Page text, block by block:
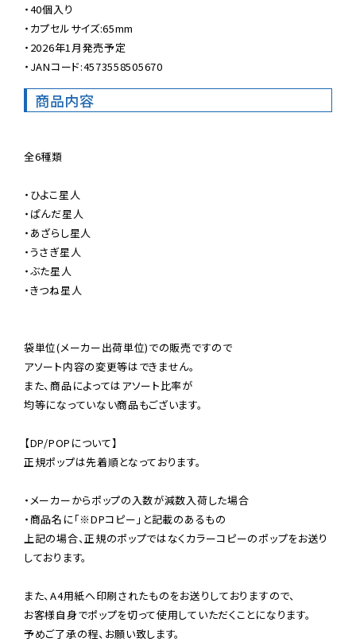
・40個入り
・カプセルサイズ:65mm
・2026年1月発売予定
・JANコード:4573558505670
商品内容
全6種類
・ひよこ星人
・ぱんだ星人
・あざらし星人
・うさぎ星人
・ぶた星人
・きつね星人
袋単位(メーカー出荷単位)での販売ですので
アソート内容の変更等はできません。
また、商品によってはアソート比率が
均等になっていない商品もございます。
【DP/POPについて】
正規ポップは先着順となっております。
・メーカーからポップの入数が減数入荷した場合
・商品名に「※DPコピー」と記載のあるもの
上記の場合、正規のポップではなくカラーコピーのポップをお送り
しております。
また、A4用紙へ印刷されたものをお送りしておりますので、
お客様自身でポップを切って使用していただくことになります。
予めご了承の程、お願い致します。